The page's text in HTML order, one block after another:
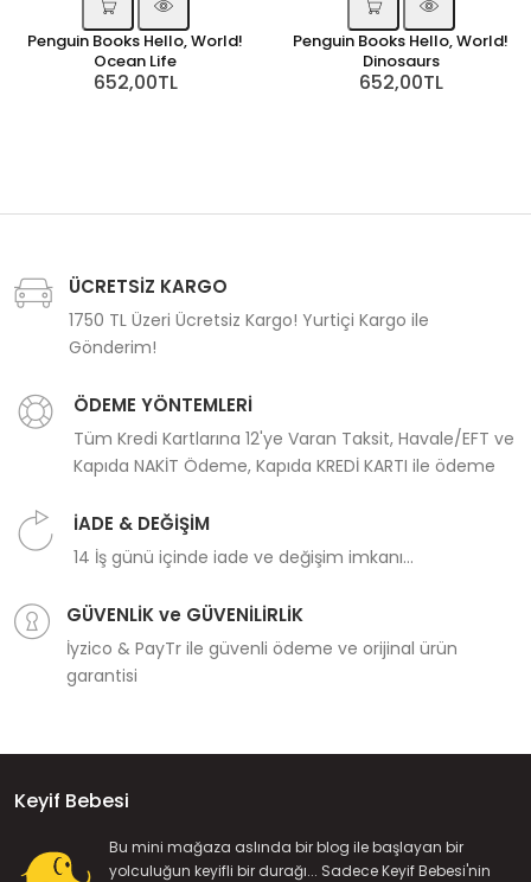
Penguin Books Hello, World!
Ocean Life
652,00TL
Penguin Books Hello, World!
Dinosaurs
652,00TL
ÜCRETSİZ KARGO
1750 TL Üzeri Ücretsiz Kargo! Yurtiçi Kargo ile
Gönderim!
ÖDEME YÖNTEMLERİ
Tüm Kredi Kartlarına 12'ye Varan Taksit, Havale/EFT ve
Kapıda NAKİT Ödeme, Kapıda KREDİ KARTI ile ödeme
İADE & DEĞİŞİM
14 İş günü içinde iade ve değişim imkanı...
GÜVENLİK ve GÜVENİLİRLİK
İyzico & PayTr ile güvenli ödeme ve orijinal ürün
garantisi
Keyif Bebesi
Bu mini mağaza aslında bir blog ile başlayan bir
yolculuğun keyifli bir durağı... Sadece Keyif Bebesi'nin